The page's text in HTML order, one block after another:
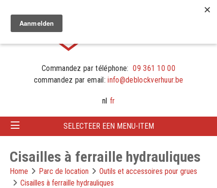
Commandez par téléphone: 09 361 10 00
commandez par email: info@deblockverhuur.be
nl fr
SELECTEER EEN MENU-ITEM
Cisailles à ferraille hydrauliques
Home Parc de location
Outils et accessoires pour grues
Cisailles à ferraille hydrauliques